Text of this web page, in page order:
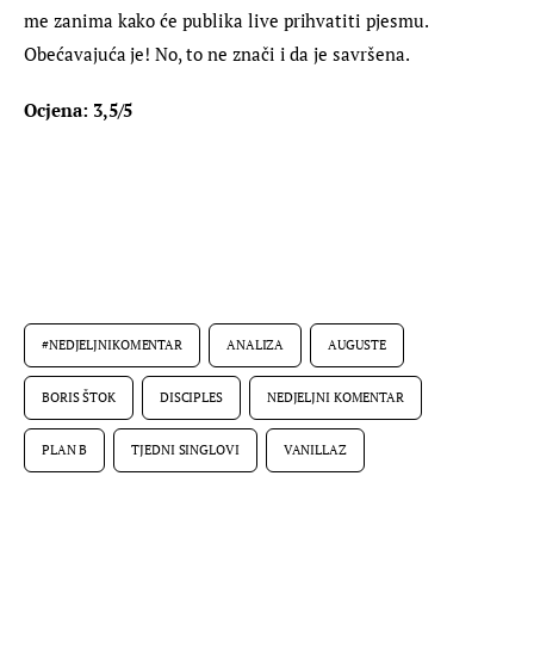
me zanima kako će publika live prihvatiti pjesmu.
Obećavajuća je! No, to ne znači i da je savršena.
Ocjena: 3,5/5
#NEDJELJNIKOMENTAR ANALIZA AUGUSTE
BORIS ŠTOK DISCIPLES NEDJELJNI KOMENTAR
PLAN B TJEDNI SINGLOVI VANILLAZ